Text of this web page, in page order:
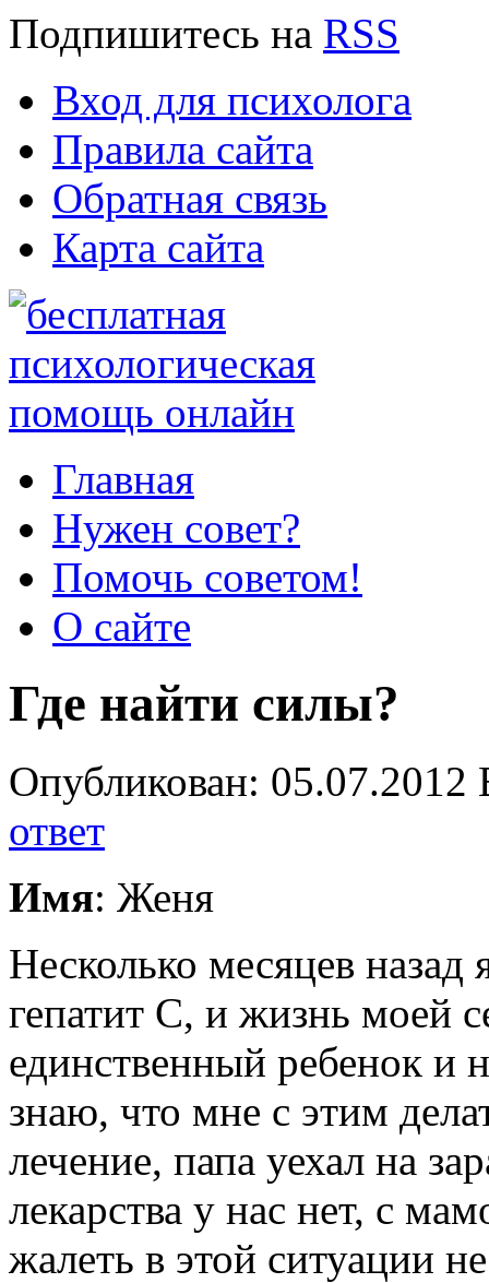
Подпишитесь на RSS
Вход для психолога
Правила сайта
Обратная связь
Карта сайта
Главная
Нужен совет?
Помочь советом!
О сайте
Где найти силы?
Опубликован:
ответ
Имя: Женя
Несколько месяцев
гепатит С, и жизнь моей
единственный ребенок и
знаю, что мне с этим
лечение, папа уехал на
лекарства у нас нет, с
жалеть в этой ситуации